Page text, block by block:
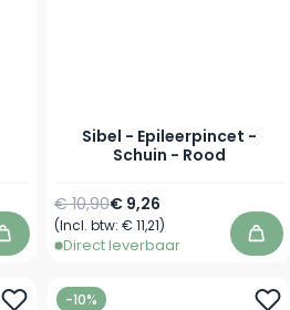
In winkelwagen
Sibel - Epileerpincet -
Schuin - Rood
Speciale prijs
€ 9,26
Normale prijs
€ 10,90
(Incl. btw: € 11,21)
Direct leverbaar In
-10%